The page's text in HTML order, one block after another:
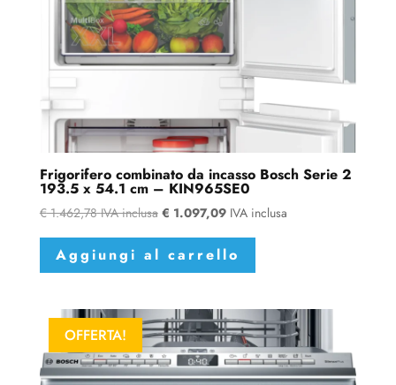
Frigorifero combinato da incasso Bosch Serie 2
193.5 x 54.1 cm – KIN965SE0
€1.462,78 IVA inclusa € 1.097,09 IVA inclusa
Aggiungi al carrello
OFFERTA!